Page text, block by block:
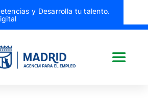
y Desarrolla tu talento.
Toggle